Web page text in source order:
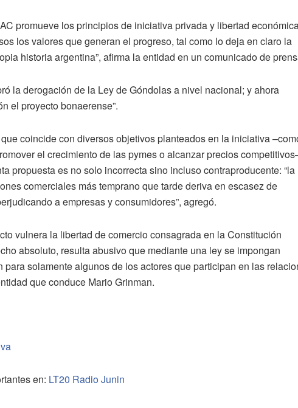
promueve los principios de iniciativa privada y libertad
los valores que generan el progreso, tal como lo deja en claro la
historia argentina”, afirma la entidad en un comunicado de
la derogación de la Ley de Góndolas a nivel nacional; y ahora
el proyecto bonaerense”.
coincide con diversos objetivos planteados en la iniciativa
el crecimiento de las pymes o alcanzar precios
propuesta es no solo incorrecta sino incluso contraproducente: “la
comerciales más temprano que tarde deriva en escasez de
a empresas y consumidores”, agregó.
vulnera la libertad de comercio consagrada en la Constitución
absoluto, resulta abusivo que mediante una ley se impongan
solamente algunos de los actores que participan en las
que conduce Mario Grinman.
en: LT20 Radio Junin